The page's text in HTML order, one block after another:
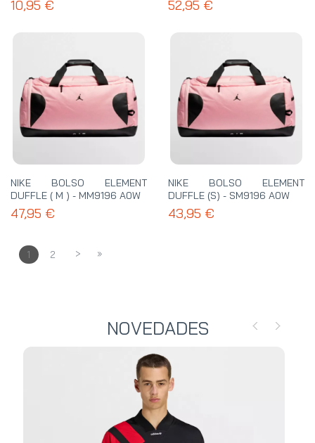
10,95 € 52,95 €
NIKE BOLSO ELEMENT
DUFFLE ( M ) - MM9196 A0W
47,95 €
NIKE BOLSO ELEMENT
DUFFLE (S) - SM9196 A0W
43,95 €
1 2 > »
NOVEDADES